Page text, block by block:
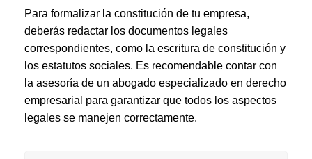
Para formalizar la constitución de tu empresa,
deberás redactar los documentos legales
correspondientes, como la escritura de constitución y
los estatutos sociales. Es recomendable contar con
la asesoría de un abogado especializado en derecho
empresarial para garantizar que todos los aspectos
legales se manejen correctamente.